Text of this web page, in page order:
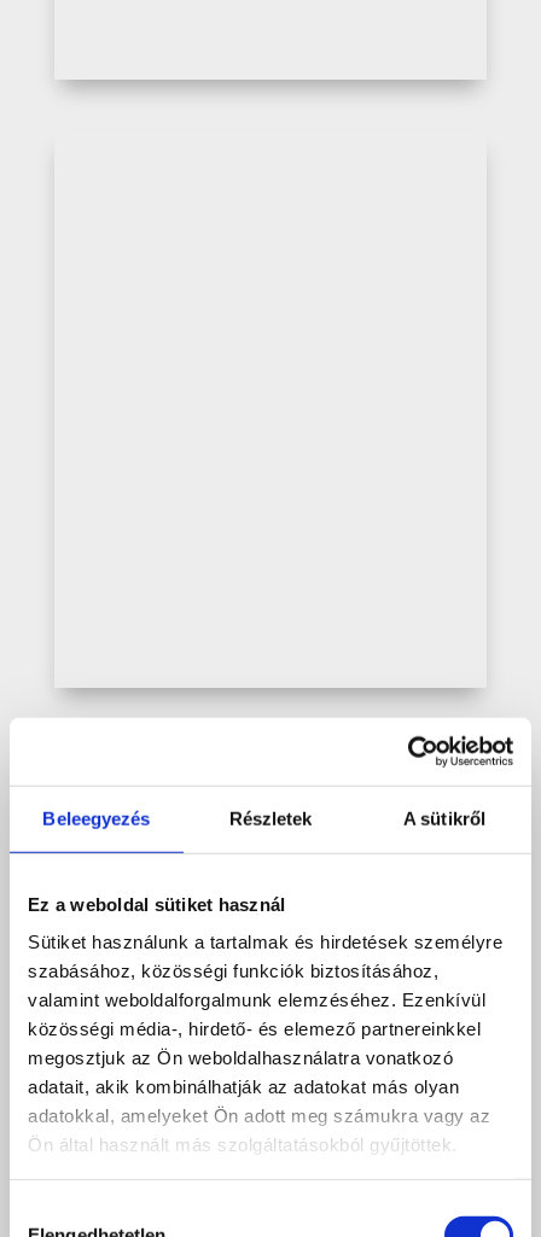
Beleegyezés Részletek A sütikről
Ez a weboldal sütiket használ
Sütiket használunk a tartalmak és hirdetések személyre
szabásához, közösségi funkciók biztosításához,
valamint weboldalforgalmunk elemzéséhez. Ezenkívül
közösségi média-, hirdető- és elemező partnereinkkel
megosztjuk az Ön weboldalhasználatra vonatkozó
adatait, akik kombinálhatják az adatokat más olyan
adatokkal, amelyeket Ön adott meg számukra vagy az
Ön által használt más szolgáltatásokból gyűjtöttek.